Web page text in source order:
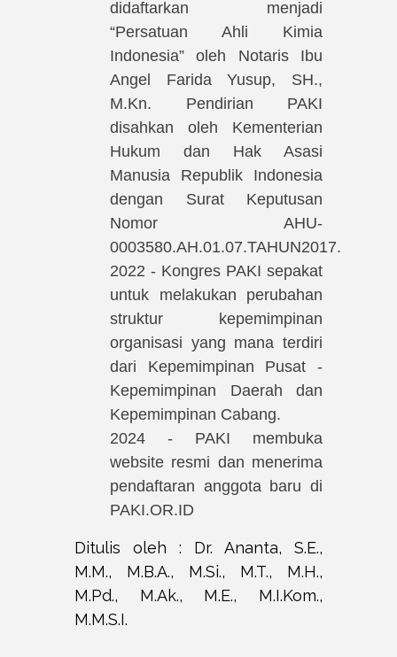
didaftarkan menjadi
“Persatuan Ahli Kimia
Indonesia” oleh Notaris Ibu
Angel Farida Yusup, SH.,
M.Kn. Pendirian PAKI
disahkan oleh Kementerian
Hukum dan Hak Asasi
Manusia Republik Indonesia
dengan Surat Keputusan
Nomor AHU-
0003580.AH.01.07.TAHUN2017.
2022 - Kongres PAKI sepakat
untuk melakukan perubahan
struktur kepemimpinan
organisasi yang mana terdiri
dari Kepemimpinan Pusat -
Kepemimpinan Daerah dan
Kepemimpinan Cabang.
2024 - PAKI membuka
website resmi dan menerima
pendaftaran anggota baru di
PAKI.OR.ID
Ditulis oleh : Dr. Ananta, S.E.,
M.M., M.B.A., M.Si., M.T., M.H.,
M.Pd., M.Ak., M.E., M.I.Kom.,
M.M.S.I.